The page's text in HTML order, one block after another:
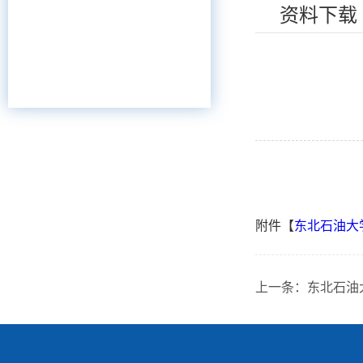
资料下载
附件【东北石油大
上一条： 东北石油